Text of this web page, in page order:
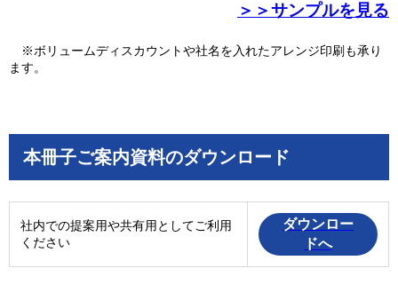
＞＞サンプルを見る
※ボリュームディスカウントや社名を入れたアレンジ印刷も承り
ます。
本冊子ご案内資料のダウンロード
社内での提案用や共有用としてご利用
ください
ダウンロー
ドへ